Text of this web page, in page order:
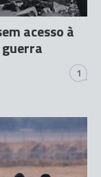
acesso à
guerra
1